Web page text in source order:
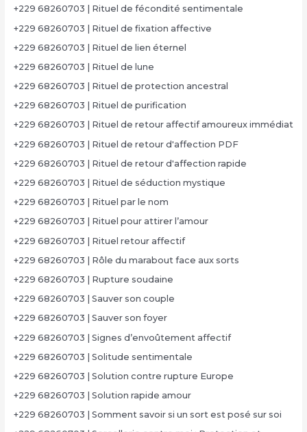
+229 68260703 | Rituel de fécondité sentimentale
+229 68260703 | Rituel de fixation affective
+229 68260703 | Rituel de lien éternel
+229 68260703 | Rituel de lune
+229 68260703 | Rituel de protection ancestral
+229 68260703 | Rituel de purification
+229 68260703 | Rituel de retour affectif amoureux immédiat
+229 68260703 | Rituel de retour d'affection PDF
+229 68260703 | Rituel de retour d'affection rapide
+229 68260703 | Rituel de séduction mystique
+229 68260703 | Rituel par le nom
+229 68260703 | Rituel pour attirer l’amour
+229 68260703 | Rituel retour affectif
+229 68260703 | Rôle du marabout face aux sorts
+229 68260703 | Rupture soudaine
+229 68260703 | Sauver son couple
+229 68260703 | Sauver son foyer
+229 68260703 | Signes d’envoûtement affectif
+229 68260703 | Solitude sentimentale
+229 68260703 | Solution contre rupture Europe
+229 68260703 | Solution rapide amour
+229 68260703 | Somment savoir si un sort est posé sur soi